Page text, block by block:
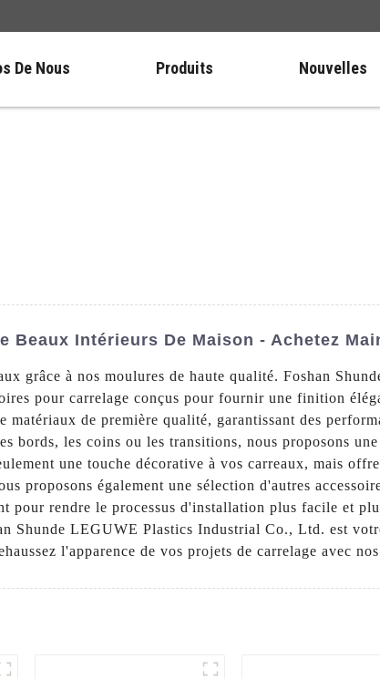
De Nous Produits Nouvelles
Beaux Intérieurs De Maison - Achetez
grâce à nos moulures de haute qualité. Foshan
pour carrelage conçus pour fournir une finition
de première qualité, garantissant des
bords, les coins ou les transitions, nous proposons
une touche décorative à vos carreaux, mais
proposons également une sélection d'autres
pour rendre le processus d'installation plus facile et
Shunde LEGUWE Plastics Industrial Co., Ltd. est
l'apparence de vos projets de carrelage avec